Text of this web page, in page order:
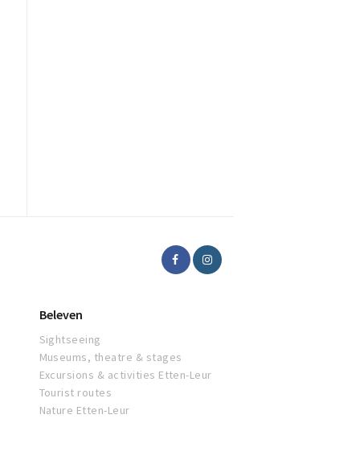
Beleven
Sightseeing
Museums, theatre & stages
Excursions & activities Etten-Leur
Tourist routes
Nature Etten-Leur